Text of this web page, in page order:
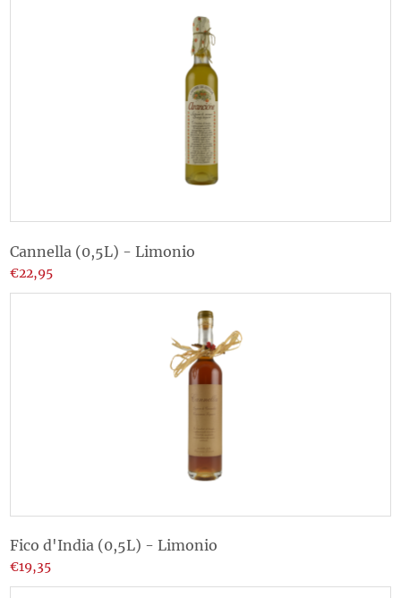
Cannella (0,5L) - Limonio
€22,95
Fico d'India (0,5L) - Limonio
€19,35